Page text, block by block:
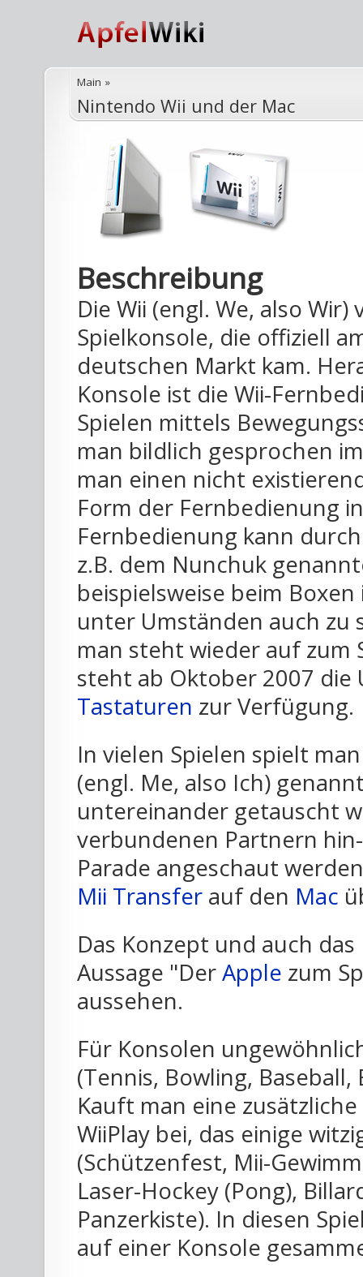
Main »
Nintendo Wii und der Mac
Beschreibung
Die Wii (engl. We, also
Spielkonsole, die offiziell
deutschen Markt kam.
Konsole ist die Wii-
Spielen mittels
man bildlich gesprochen
man einen nicht
Form der Fernbedienung
Fernbedienung kann
z.B. dem Nunchuk
beispielsweise beim
unter Umständen auch zu
man steht wieder auf zum
steht ab Oktober 2007
Tastaturen zur Verfügung.
In vielen Spielen spielt
(engl. Me, also Ich)
untereinander getauscht
verbundenen Partnern
Parade angeschaut
Mii Transfer auf den Mac
Das Konzept und auch
Aussage "DerApple zum
aussehen.
Für Konsolen
(Tennis, Bowling,
Kauft man eine
WiiPlay bei, das einige
(Schützenfest, Mii-
Laser-Hockey (Pong),
Panzerkiste). In diesen
auf einer Konsole